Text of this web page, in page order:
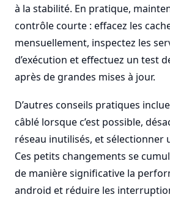
à la stabilité. En pratique,
contrôle courte : effacez les
mensuellement, inspectez les
d’exécution et effectuez un test
après de grandes mises à jour.
D’autres conseils pratiques
câblé lorsque c’est possible,
réseau inutilisés, et sélectionner
Ces petits changements se
de manière significative la
android et réduire les